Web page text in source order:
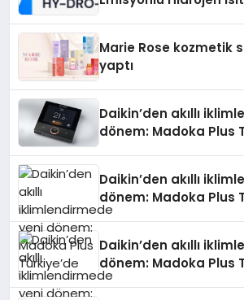
Marie Rose kozmetik
yaptı
Daikin’den akıllı
dönem: Madoka Plus
Daikin’den akıllı
dönem: Madoka Plus
Daikin’den akıllı
dönem: Madoka Plus